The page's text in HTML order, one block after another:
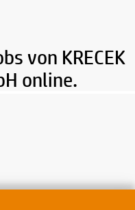
von KRECEK
online.